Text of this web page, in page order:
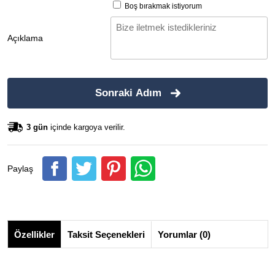
Boş bırakmak istiyorum
Açıklama
Sonraki Adım
3 gün içinde kargoya verilir.
Paylaş
Özellikler Taksit Seçenekleri Yorumlar (0)